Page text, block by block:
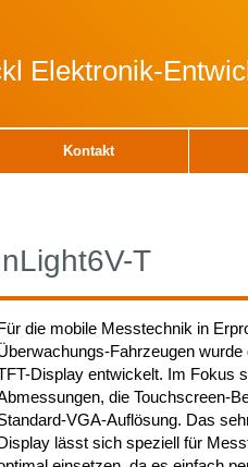
Elektronik-
Kontakt
T
die mobile Messtechnik in
Fahrzeugen wurde
Display entwickelt. Im Fokus
die Touchscreen-
VGA-Auflösung. Das
lässt sich speziell für